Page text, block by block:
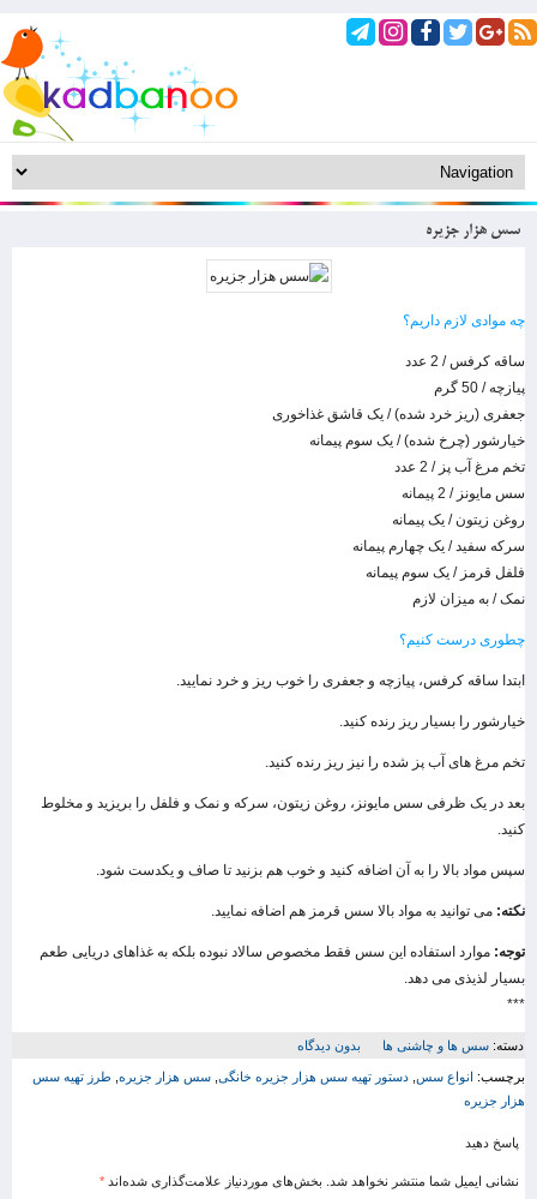
سس هزار جزیره
چه موادی لازم داریم؟
ساقه کرفس / 2 عدد
پیازچه / 50 گرم
جعفری (ریز خرد شده) / یک قاشق غذاخوری
خیارشور (چرخ شده) / یک سوم پیمانه
تخم مرغ آب پز / 2 عدد
سس مایونز / 2 پیمانه
روغن زیتون / یک پیمانه
سرکه سفید / یک چهارم پیمانه
فلفل قرمز / یک سوم پیمانه
نمک / به میزان لازم
چطوری درست کنیم؟
ابتدا ساقه کرفس، پیازچه و جعفری را خوب ریز و خرد نمایید.
خیارشور را بسیار ریز رنده کنید.
تخم مرغ های آب پز شده را نیز ریز رنده کنید.
بعد در یک ظرفی سس مایونز، روغن زیتون، سرکه و نمک و فلفل را بریزید و مخلوط
کنید.
سپس مواد بالا را به آن اضافه کنید و خوب هم بزنید تا صاف و یکدست شود.
نکته: می توانید به مواد بالا سس قرمز هم اضافه نمایید.
توجه: موارد استفاده این سس فقط مخصوص سالاد نبوده بلکه به غذاهای دریایی طعم
بسیار لذیذی می دهد.
***
دسته: سس ها و چاشنی ها بدون دیدگاه
برچسب: انواع سس دستور تهیه سس هزار جزیره خانگی سس هزار جزیره طرز تهیه سس
هزار جزیره
پاسخ دهید
نشانی ایمیل شما منتشر نخواهد شد. بخش‌های موردنیاز علامت‌گذاری شده‌اند *